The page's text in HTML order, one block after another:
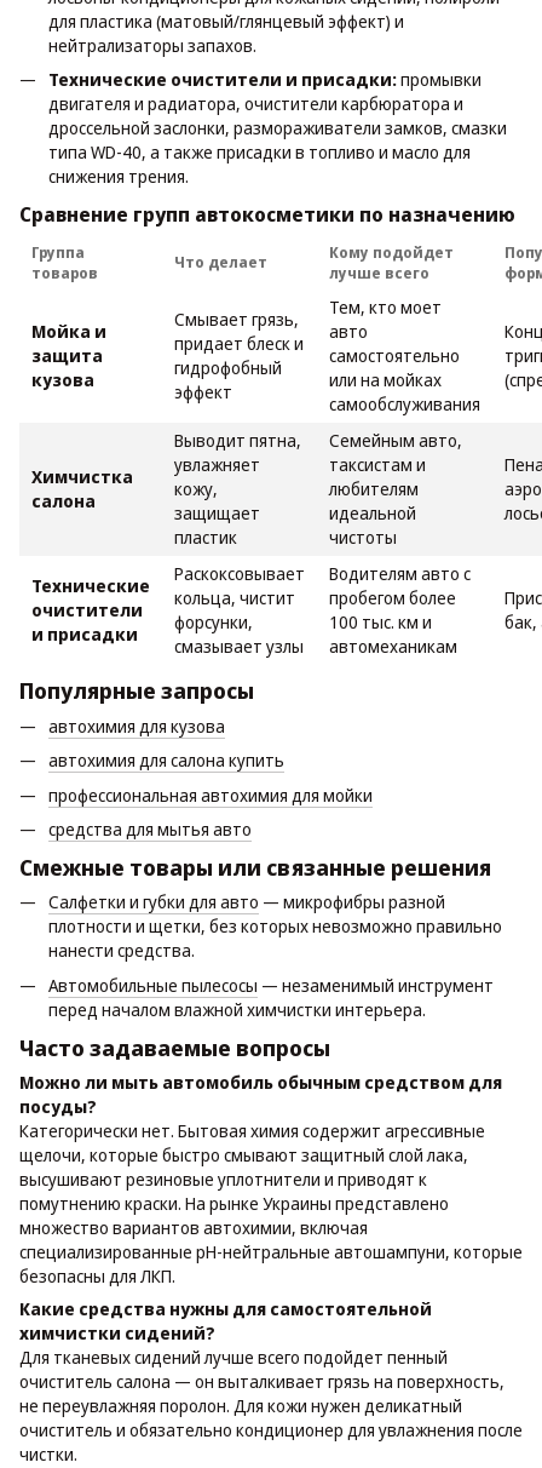
для пластика (матовый/глянцевый эффект) и
нейтрализаторы запахов.
Технические очистители и присадки:промывки
двигателя и радиатора, очистители карбюратора и
дроссельной заслонки, размораживатели замков, смазки
типа WD-40, а также присадки в топливо и масло для
снижения трения.
Сравнение групп автокосметики по назначению
Группа
товаров
Что делает
Кому подойдет
лучше всего
Мойка и
защита
кузова
Смывает грязь,
придает блеск и
гидрофобный
эффект
Тем, кто моет
авто
самостоятельно
или на мойках
самообслуживания
Химчистка
салона
Выводит пятна,
увлажняет
кожу,
защищает
пластик
Семейным авто,
таксистам и
любителям
идеальной
чистоты
Технические
очистители
и присадки
Раскоксовывает
кольца, чистит
форсунки,
смазывает узлы
Водителям авто с
пробегом более
100 тыс. км и
автомеханикам
бак,
Популярные запросы
автохимия для кузова
автохимия для салона купить
профессиональная автохимия для мойки
средства для мытья авто
Смежные товары или связанные решения
Салфетки и губки для авто — микрофибры разной
плотности и щетки, без которых невозможно правильно
нанести средства.
Автомобильные пылесосы — незаменимый инструмент
перед началом влажной химчистки интерьера.
Часто задаваемые вопросы
Можно ли мыть автомобиль обычным средством для
посуды?
Категорически нет. Бытовая химия содержит агрессивные
щелочи, которые быстро смывают защитный слой лака,
высушивают резиновые уплотнители и приводят к
помутнению краски. На рынке Украины представлено
множество вариантов автохимии, включая
специализированные pH-нейтральные автошампуни, которые
безопасны для ЛКП.
Какие средства нужны для самостоятельной
химчистки сидений?
Для тканевых сидений лучше всего подойдет пенный
очиститель салона — он выталкивает грязь на поверхность,
не переувлажняя поролон. Для кожи нужен деликатный
очиститель и обязательно кондиционер для увлажнения после
чистки.